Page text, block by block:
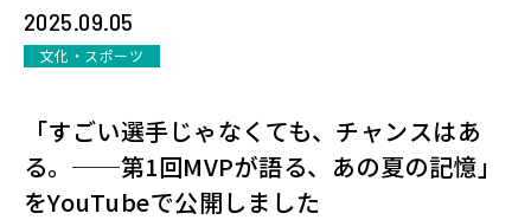
2025.09.05
文化・スポーツ
「すごい選手じゃなくても、チャンスはあ
る。──第1回MVPが語る、あの夏の記憶」
をYouTubeで公開しました